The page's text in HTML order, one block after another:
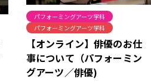
パフォーミングアーツ学科
パフォーミングアーツ学科
【オンライン】俳優のお仕
事について（パフォーミン
グアーツ／俳優)